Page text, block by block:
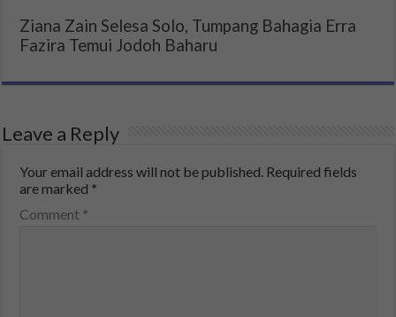
Ziana Zain Selesa Solo, Tumpang Bahagia Erra
Fazira Temui Jodoh Baharu
Leave a Reply
Your email address will not be published. Required fields
are marked *
Comment *